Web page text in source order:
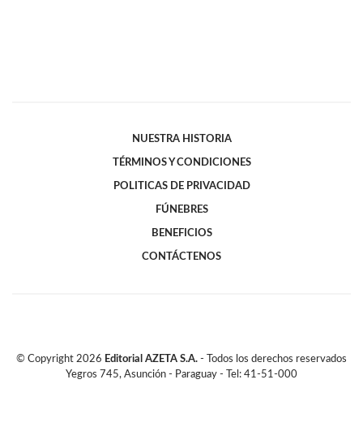
NUESTRA HISTORIA
TÉRMINOS Y CONDICIONES
POLITICAS DE PRIVACIDAD
FÚNEBRES
BENEFICIOS
CONTÁCTENOS
© Copyright 2026 Editorial AZETA S.A. - Todos los derechos reservados
Yegros 745, Asunción - Paraguay - Tel: 41-51-000